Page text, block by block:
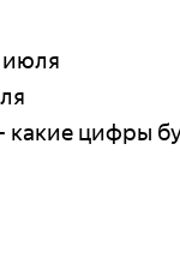
июля
цифры